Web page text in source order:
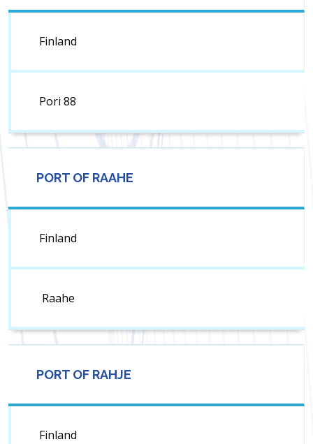
Finland
Pori 88
PORT OF RAAHE
Finland
Raahe
PORT OF RAHJE
Finland